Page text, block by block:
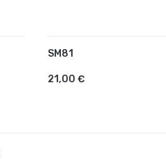
SM81
21,00 €